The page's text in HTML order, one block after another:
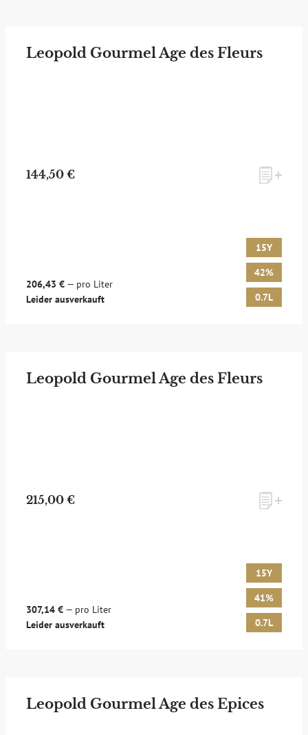
Leopold Gourmel Age des Fleurs
144,50 €
206,43 € — pro Liter
Leider ausverkauft
15Y
42%
0.7L
Leopold Gourmel Age des Fleurs
215,00 €
307,14 € — pro Liter
Leider ausverkauft
15Y
41%
0.7L
Leopold Gourmel Age des Epices